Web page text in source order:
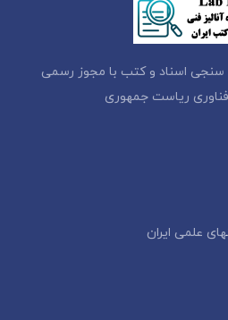
اسناد و کتب با مجوز رسمی
ریاست جمهوری
علمی ایران